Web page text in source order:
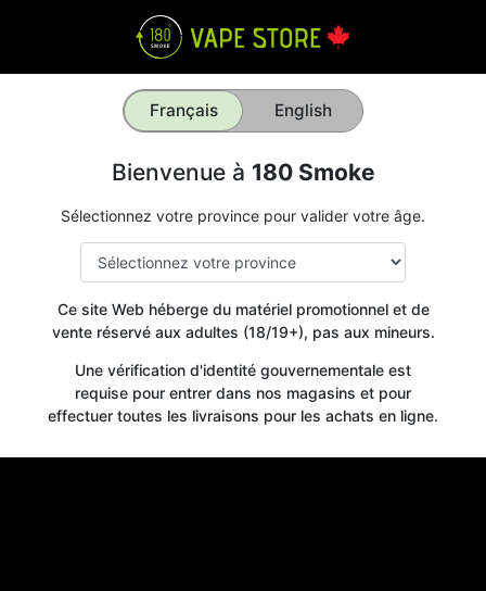
Français English
Bienvenue à 180 Smoke
Sélectionnez votre province pour valider votre âge.
Ce site Web héberge du matériel promotionnel et de
vente réservé aux adultes (18/19+), pas aux mineurs.
Une vérification d'identité gouvernementale est
requise pour entrer dans nos magasins et pour
effectuer toutes les livraisons pour les achats en ligne.